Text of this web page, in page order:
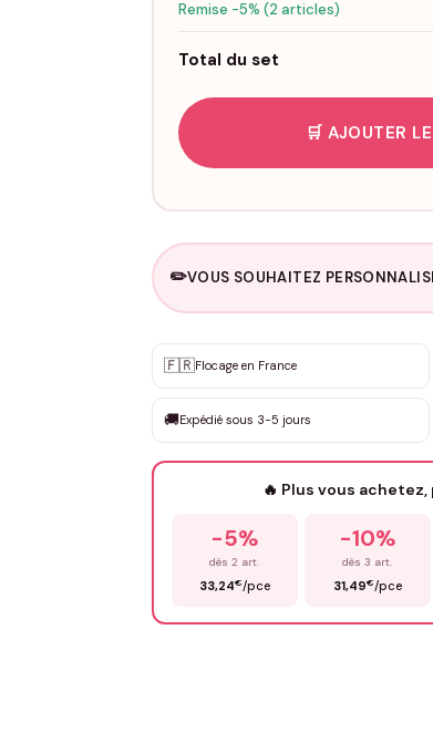
Remise -5% (2 articles)
Total du set
🛒 AJOUTER
✏️VOUS SOUHAITEZ
✨ Personnalisation sur mesure
DEVIS GRATUIT · Personnalisation de
Que souhaitez-vous ?
🇫🇷Flocage en France
🚚Expédié sous 3-5 jours
🔥 Plus vous
-5%
dès 2 art.
33,24€/pce
-10%
dès 3 art.
31,49€/pce